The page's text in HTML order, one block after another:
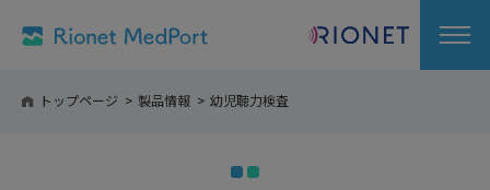
トップページ 製品情報 幼児聴力検査